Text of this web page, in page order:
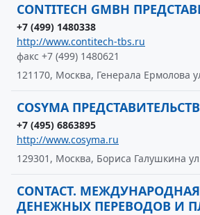
CONTITECH GMBH
+7 (499) 1480338
http://www.contitech-tbs.ru
факс +7 (499) 1480621
121170, Москва, Генерала Ермолова
COSYMA
+7 (495) 6863895
http://www.cosyma.ru
129301, Москва, Бориса Галушкина
CONTACT.
ДЕНЕЖНЫХ ПЕРЕВОДОВ И